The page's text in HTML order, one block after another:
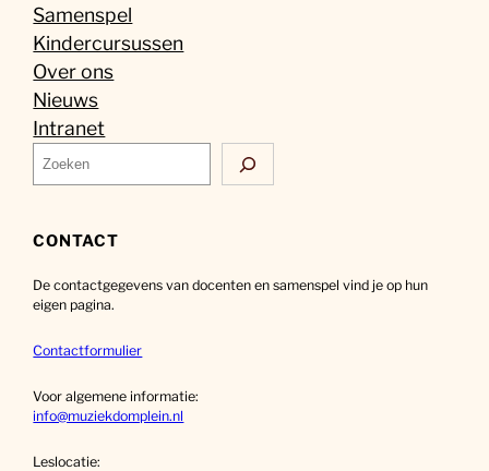
Samenspel
Kindercursussen
Over ons
Nieuws
Intranet
Z
o
k
n
CONTACT
De contactgegevens van docenten en samenspel vind je op hun
eigen pagina.
Contactformulier
Voor algemene informatie:
info@muziekdomplein.nl
Leslocatie: